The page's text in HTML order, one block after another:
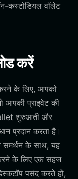
कस्टोडियल वॉलेट
करें
के लिए, आपको
आपकी प्राइवेट की
शुरुआती और
प्रदान करता है।
के साथ, यह
के लिए एक सहज
पसंद करते हों,